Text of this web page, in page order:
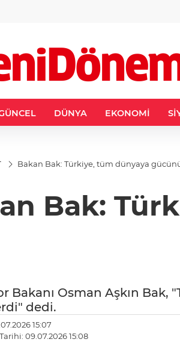
DÜNYA EKONOMİ
Bakan Bak: Türkiye, tüm dünyaya
Bak:
Bakanı Osman Aşkın
dedi.
15:07
09.07.2026 15:08